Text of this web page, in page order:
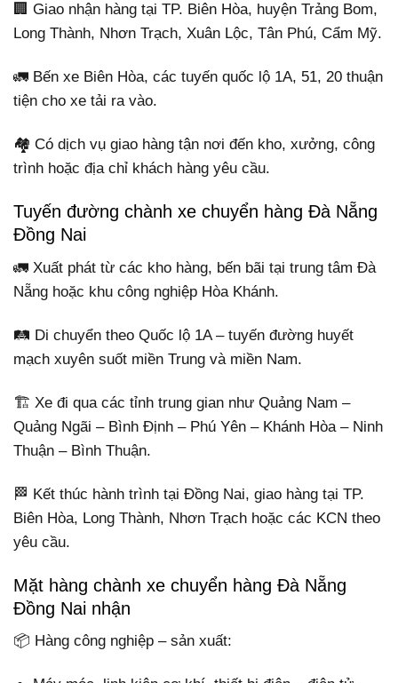
🏢 Giao nhận hàng tại TP. Biên Hòa, huyện Trảng Bom,
Long Thành, Nhơn Trạch, Xuân Lộc, Tân Phú, Cẩm Mỹ.
🚛 Bến xe Biên Hòa, các tuyến quốc lộ 1A, 51, 20 thuận
tiện cho xe tải ra vào.
🏘️ Có dịch vụ giao hàng tận nơi đến kho, xưởng, công
trình hoặc địa chỉ khách hàng yêu cầu.
Tuyến đường chành xe chuyển hàng Đà Nẵng
Đồng Nai
🚛 Xuất phát từ các kho hàng, bến bãi tại trung tâm Đà
Nẵng hoặc khu công nghiệp Hòa Khánh.
🛤️ Di chuyển theo Quốc lộ 1A – tuyến đường huyết
mạch xuyên suốt miền Trung và miền Nam.
🏗️ Xe đi qua các tỉnh trung gian như Quảng Nam –
Quảng Ngãi – Bình Định – Phú Yên – Khánh Hòa – Ninh
Thuận – Bình Thuận.
🏁 Kết thúc hành trình tại Đồng Nai, giao hàng tại TP.
Biên Hòa, Long Thành, Nhơn Trạch hoặc các KCN theo
yêu cầu.
Mặt hàng chành xe chuyển hàng Đà Nẵng
Đồng Nai nhận
📦 Hàng công nghiệp – sản xuất: